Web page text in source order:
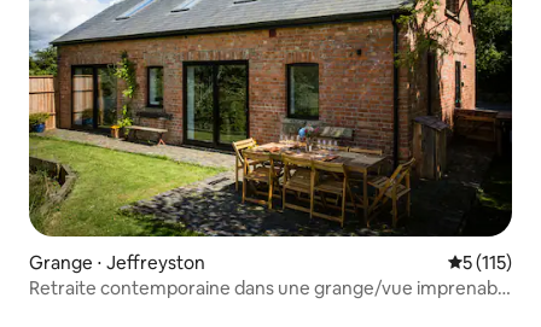
Grange ⋅ Jeffreyston Évaluation
5 (115)
Retraite contemporaine dans une grange/vue imprenable